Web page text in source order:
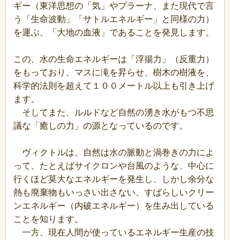
ギー（東洋思想の「気」やプラーナ、また現代で言
う「生命波動」「サトルエネルギー」と同様の力）
を運ぶ、「大地の血液」であることを発見します。
この、水の生命エネルギーは「浮揚力」（反重力）
をもっており、マスに滝を昇らせ、樹木の樹液を、
科学的法則を超えて１００メートル以上も引き上げ
ます。
そしてまた、ルルドなど自然の湧き水がもつ不思
議な「癒しの力」の源となっているのです。
ヴィクトルは、自然は水の脈動と渦巻きの力によ
って、たとえばサイクロンや台風のような、中心に
行くほど莫大なエネルギーを発生し、しかし余分な
熱も廃棄物もいっさい出さない、すばらしいクリー
ンエネルギー（内破エネルギー）を生み出している
ことを知ります。
一方、現在人間が使っているエネルギー生産の技